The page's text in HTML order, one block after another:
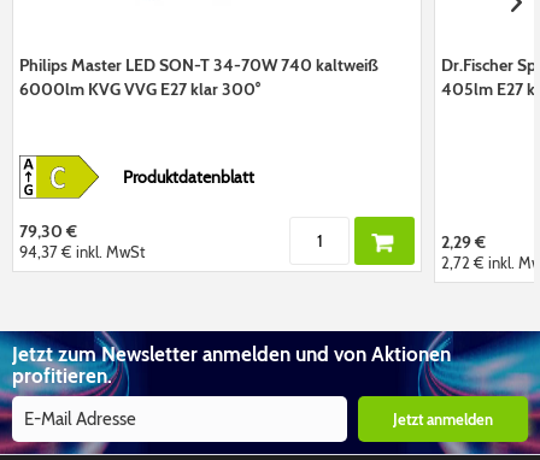
Philips Master LED SON-T 34-70W 740 kaltweiß
6000lm KVG VVG E27 klar 300°
Produktdatenblatt
79,30 €
94,37 € inkl. MwSt
Dr.Fischer
405lm E27
2,29 €
2,72 €inkl.
Jetzt zum Newsletter anmelden und von Aktionen
profitieren.
Jetzt anmelden